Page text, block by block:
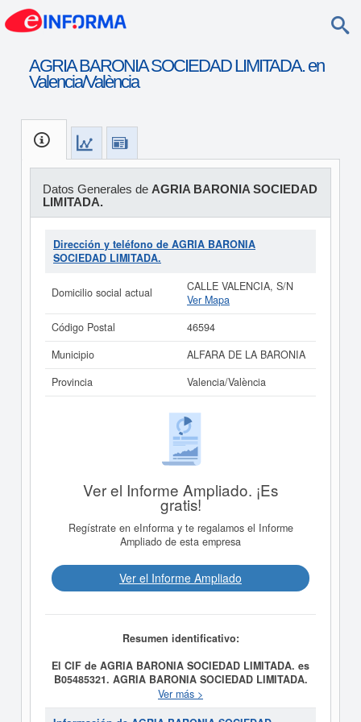
AGRIA BARONIA SOCIEDAD LIMITADA. en
Valencia/València
Datos Generales de AGRIA BARONIA SOCIEDAD
LIMITADA.
Dirección y teléfono de AGRIA BARONIA
SOCIEDAD LIMITADA.
Domicilio social actual
CALLE VALENCIA, S/N
Ver Mapa
Código Postal
46594
Municipio
ALFARA DE LA BARONIA
Provincia
Valencia/València
Ver el Informe Ampliado. ¡Es
gratis!
Regístrate en eInforma y te regalamos el Informe
Ampliado de esta empresa
Ver el Informe Ampliado
Resumen identificativo:
El CIF de AGRIA BARONIA SOCIEDAD LIMITADA. es
B05485321. AGRIA BARONIA SOCIEDAD LIMITADA.
se constituyó el día 11/05/2021 con el objetivo de La
producción, adquisición, conservación, manipulación,
Ver más >